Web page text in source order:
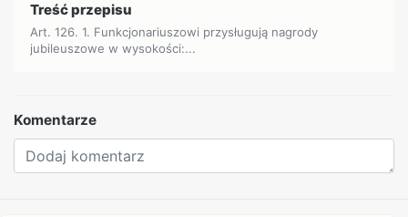
Treść przepisu
Art. 126. 1. Funkcjonariuszowi przysługują nagrody
jubileuszowe w wysokości:...
Komentarze